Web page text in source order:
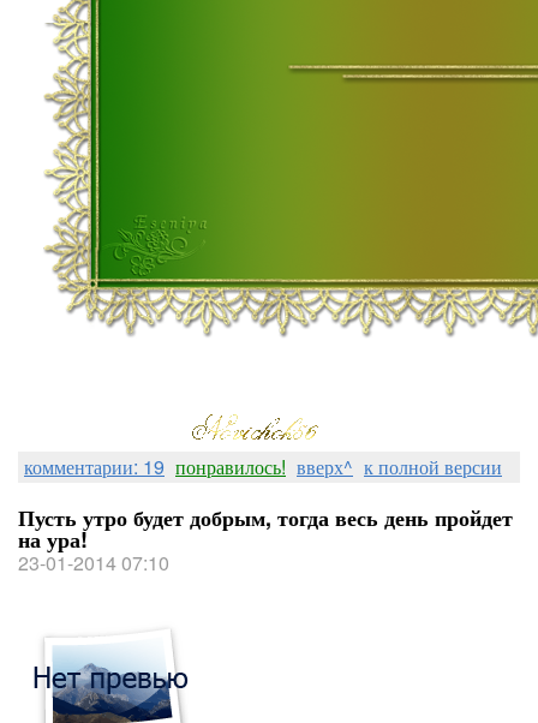
комментарии: 19 понравилось! вверх^ к полной версии
Пусть утро будет добрым, тогда весь день пройдет
на ура!
23-01-2014 07:10